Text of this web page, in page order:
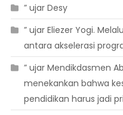
” ujar Desy
” ujar Eliezer Yogi.
antara akselerasi
” ujar Mendikdasmen
menekankan bahwa
pendidikan harus jadi